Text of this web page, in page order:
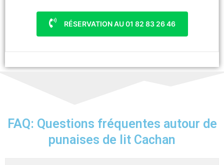
RÉSERVATION AU 01 82 83 26 46
FAQ: Questions fréquentes autour de
punaises de lit Cachan